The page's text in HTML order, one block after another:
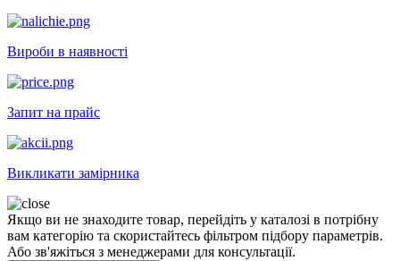
Вироби в наявності
Запит на прайс
Викликати замірника
Якщо ви не знаходите товар, перейдіть у каталозі в потрібну
вам категорію та скористайтесь фільтром підбору параметрів.
Або зв'яжіться з менеджерами для консультації.